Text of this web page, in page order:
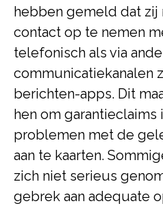
hebben gemeld dat zij
contact op te nemen
telefonisch als via
communicatiekanalen
berichten-apps. Dit
hen om
problemen met de
aan te kaarten.
zich niet serieus
gebrek aan adequate